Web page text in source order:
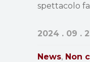
spettacolo
2024 . 09 .
News, Non